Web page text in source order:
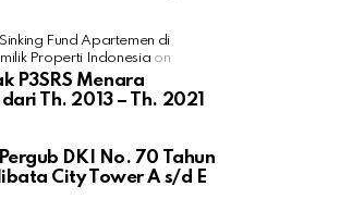
Fund Apartemen di
Properti Indonesia on
P3SRS Menara
Th. 2013 – Th. 2021
DKI No. 70 Tahun
City Tower A s/d E